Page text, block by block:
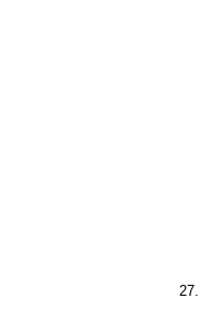
27.